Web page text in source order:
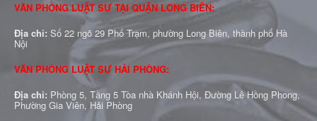
VĂN PHÒNG LUẬT SƯ TẠI QUẬN LONG BIÊN:
Địa chỉ: Số 22 ngõ 29 Phố Trạm, phường Long Biên, thành phố Hà
Nội
VĂN PHÒNG LUẬT SƯ HẢI PHÒNG:
Địa chỉ: Phòng 5, Tầng 5 Tòa nhà Khánh Hội, Đường Lê Hồng Phong,
Phường Gia Viên, Hải Phòng